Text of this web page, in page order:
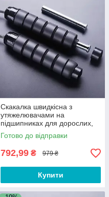
Скакалка швидкісна з
утяжелювачами на
підшипниках для дорослих,
фітнесу, кросфіту, схуднення,
спорту ZZZ5BR
Готово до відправки
792,99 ₴ 979 ₴
Купити